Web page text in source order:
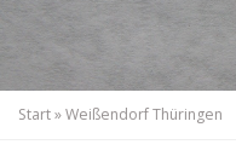
Start»Weißendorf Thüringen